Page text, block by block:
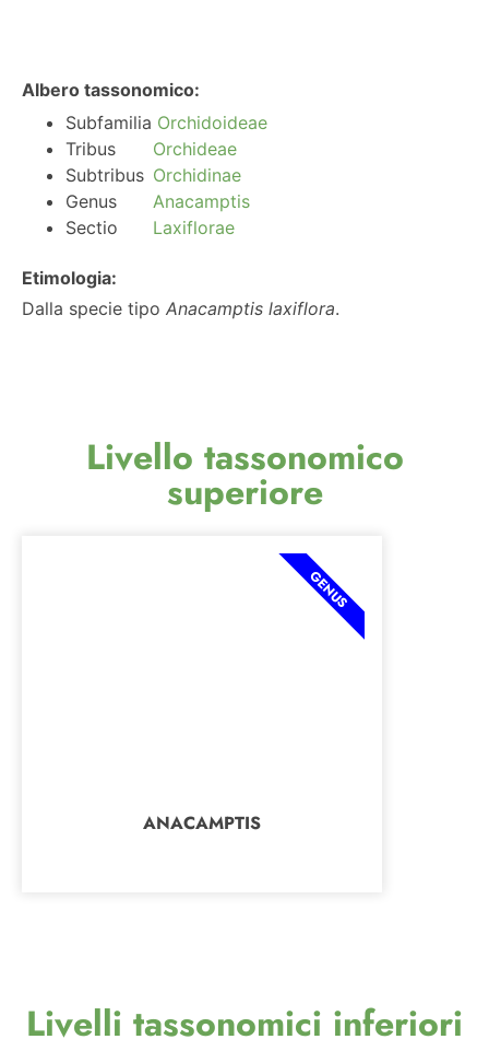
Albero tassonomico:
Subfamilia Orchidoideae
Tribus
Orchideae
Subtribus Orchidinae
Genus
Anacamptis
Sectio
Laxiflorae
Etimologia:
Dalla specie tipo Anacamptis laxiflora.
Livello tassonomico
superiore
ANACAMPTIS
GENUS
Livelli tassonomici inferiori